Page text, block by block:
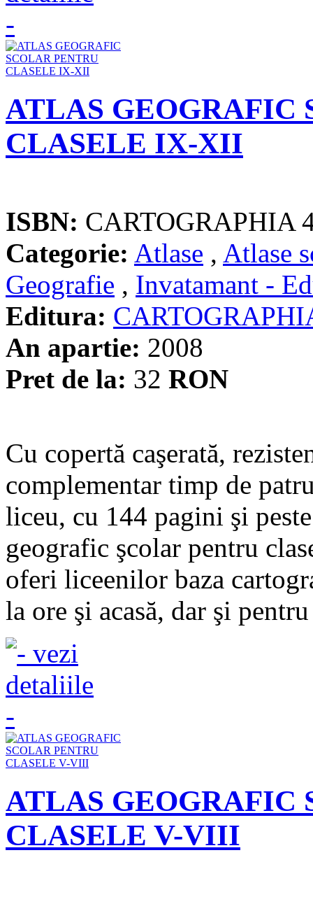
ATLAS GEOGRAFIC
CLASELE IX-XII
ISBN: CARTOGRAPHIA
Categorie: Atlase , Atlase
Geografie , Invatamant -
Editura:
An apartie: 2008
Pret de la: 32 RON
Cu copertă caşerată,
complementar timp de
liceu, cu 144 pagini şi
geografic şcolar pentru
oferi liceenilor baza
la ore şi acasă, dar şi
ATLAS GEOGRAFIC
CLASELE V-VIII